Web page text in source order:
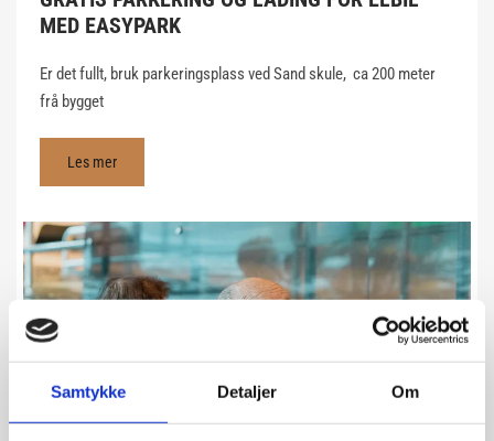
Samtykke Detaljer Om
MED EASYPARK
Er det fullt, bruk parkeringsplass ved Sand skule, ca 200 meter
frå bygget
Les mer